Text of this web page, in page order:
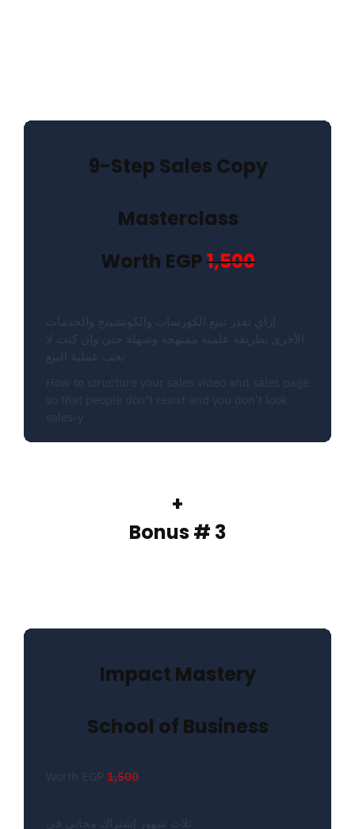
9-Step Sales Copy
Masterclass
Worth EGP1,500
إزاي تقدر تبيع الكورسات والكوتشينج والخدمات
الأخرى بطريقة علمية ممنهجة وسهلة حتى وإن كنت لا
تحب عملية البيع
How to structure your sales video and sales page
so that people don't resist and you don't look
sales-y
+
Bonus # 3
Impact Mastery
School of Business
Worth EGP 1,500
ثلاث شهور إشتراك مجاني في